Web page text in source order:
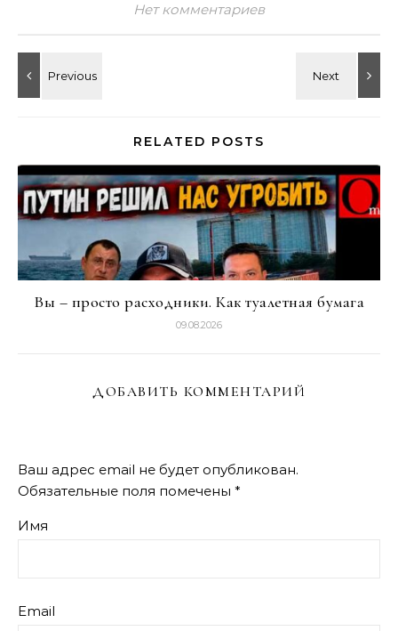
Нет комментариев
RELATED POSTS
Вы – просто расходники. Как туалетная бумага
09.08.2026
ДОБАВИТЬ КОММЕНТАРИЙ
Ваш адрес email не будет опубликован.
Обязательные поля помечены *
Имя
Email